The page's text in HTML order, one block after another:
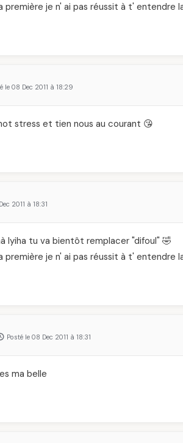
je n' ai pas réussit à t' entendre
le 08 Dec 2011 à 18:29
stress et tien nous au courant 😘
2011 à 18:31
lyiha tu va bientôt remplacer "difoul" 🤣
je n' ai pas réussit à t' entendre
Posté le 08 Dec 2011 à 18:31
ma belle